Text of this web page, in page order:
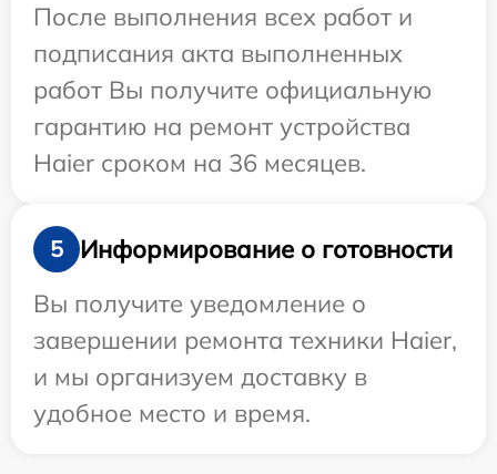
После выполнения всех работ и
подписания акта выполненных
работ Вы получите официальную
гарантию на ремонт устройства
Haier сроком на 36 месяцев.
5
Информирование о готовности
Вы получите уведомление о
завершении ремонта техники Haier,
и мы организуем доставку в
удобное место и время.